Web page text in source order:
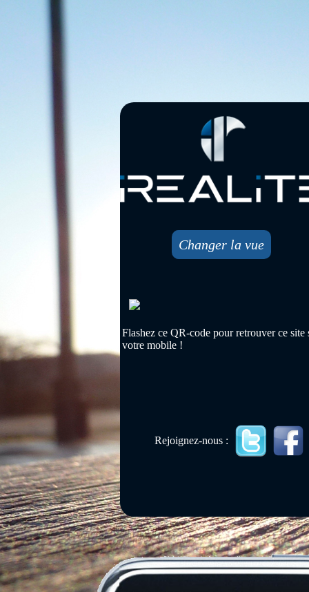
Changer la vue
Flashez ce QR-code pour retrouver ce site
votre mobile !
Rejoignez-nous :